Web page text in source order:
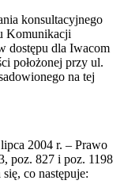
konsultacyjnego
Komunikacji
dostępu dla Iwacom
położonej przy ul.
na tej
2004 r. – Prawo
poz. 827 i poz. 1198
co następuje: